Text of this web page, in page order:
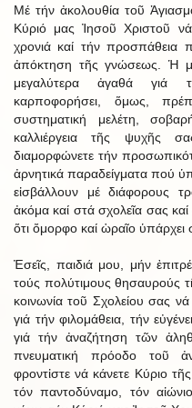
Μέ τήν ἀκολουθία τοῦ
Κύριό μας Ἰησοῦ Χριστοῦ νά
χρονιά καί τήν προσπάθεια
ἀπόκτηση τῆς γνώσεως. Ἡ
μεγαλύτερα ἀγαθά
καρποφορήσει, ὅμως,
συστηματική μελέτη,
καλλιέργεια τῆς ψυχῆς
διαμορφώνετε τήν
ἀρνητικά παραδείγματα πού
εἰσβάλλουν μέ διάφορους
ἀκόμα καί στά σχολεῖα σας
ὅτι ὄμορφο καί ὡραῖο ὑπάρχει
Ἐσεῖς, παιδιά μου, μήν
τούς πολύτιμους θησαυρούς
κοινωνία τοῦ Σχολείου σας
γιά τήν φιλομάθεια, τήν
γιά τήν ἀναζήτηση τῶν
πνευματική πρόοδο τοῦ
φροντἰστε νά κάνετε Κύριο
τόν παντοδύναμο, τόν